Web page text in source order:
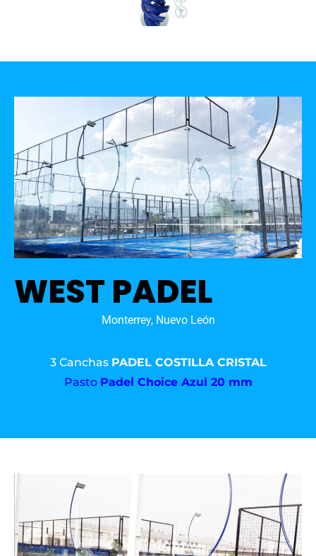
WEST PADEL
Monterrey, Nuevo León
3 Canchas PADEL COSTILLA CRISTAL
Pasto Padel Choice Azul 20 mm